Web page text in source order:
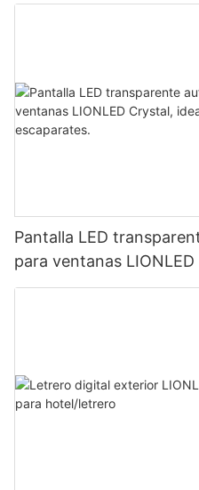
Pantalla LED
para ventanas
publicidad en